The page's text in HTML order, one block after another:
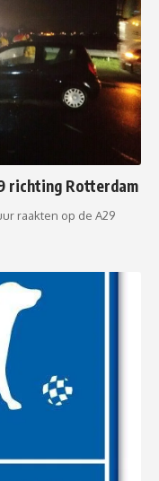
richting Rotterdam
raakten op de A29